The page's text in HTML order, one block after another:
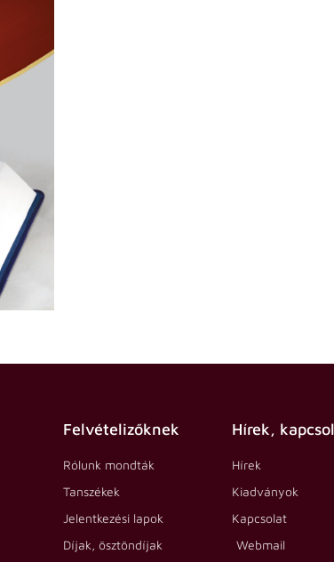
Felvételizőknek
Rólunk mondták
Tanszékek
Jelentkezési lapok
Díjak, ösztöndíjak
Hírek,
Hírek
Kiadványok
Kapcsolat
Webmail